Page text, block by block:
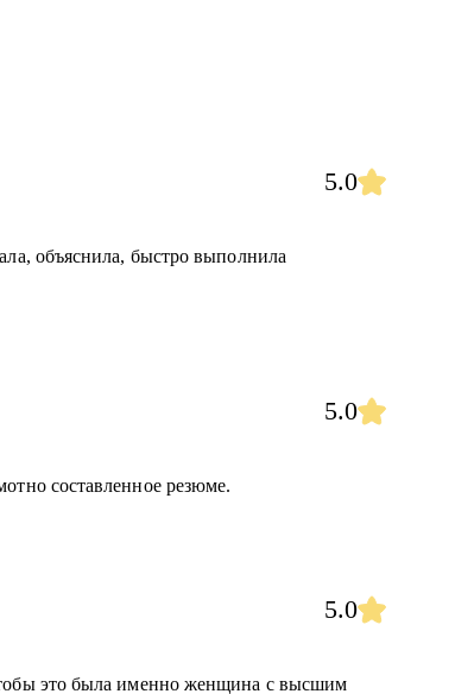
5.0
объяснила, быстро выполнила
5.0
составленное резюме.
5.0
это была именно женщина с высшим